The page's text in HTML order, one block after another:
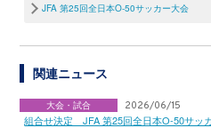
JFA 第25回全日本O-50サッカー大会
関連ニュース
大会・試合 2026/06/15
組合せ決定 JFA 第25回全日本O-50サッ